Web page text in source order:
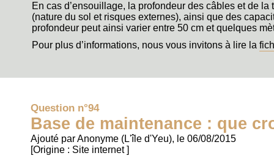
En cas d’ensouillage, la profondeur des câbles et de
(nature du sol et risques externes), ainsi que des
profondeur peut ainsi varier entre 50 cm et quelques
Pour plus d’informations, nous vous invitons à lire la
Question n°94
Base de maintenance : que
Ajouté par Anonyme (L'île d'Yeu), le 06/08/2015
[Origine : Site internet]